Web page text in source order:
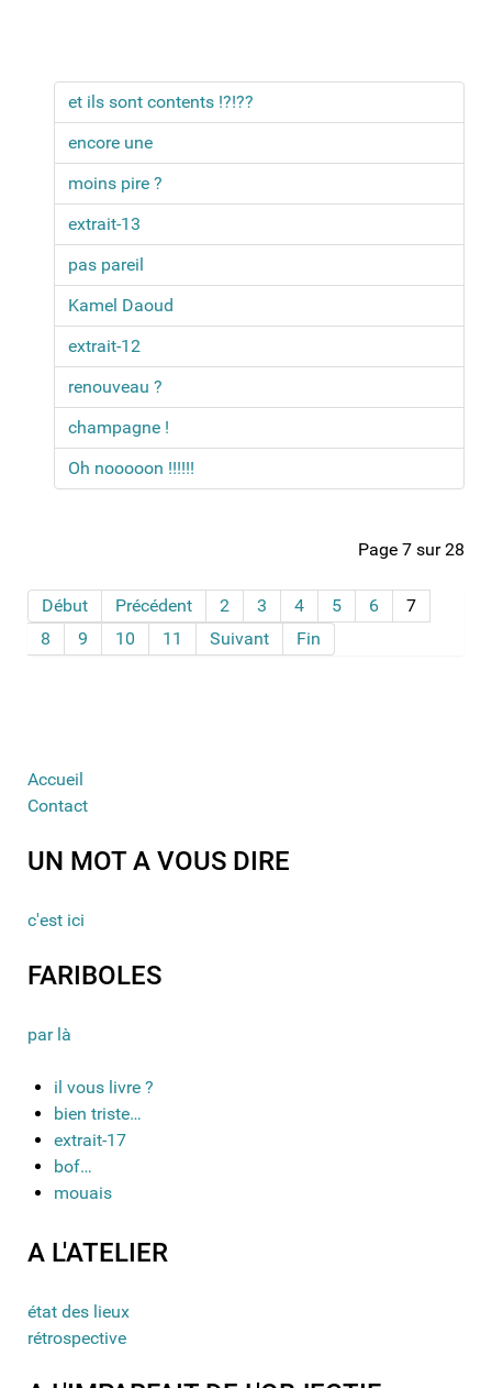
et ils sont contents !?!??
encore une
moins pire ?
extrait-13
pas pareil
Kamel Daoud
extrait-12
renouveau ?
champagne !
Oh nooooon !!!!!!
Page 7 sur 28
Début Précédent 2 3 4 5 6
7
8
9 10 11 Suivant Fin
Accueil
Contact
UN MOT A VOUS DIRE
c'est ici
FARIBOLES
par là
il vous livre ?
bien triste…
extrait-17
bof…
mouais
A L'ATELIER
état des lieux
rétrospective